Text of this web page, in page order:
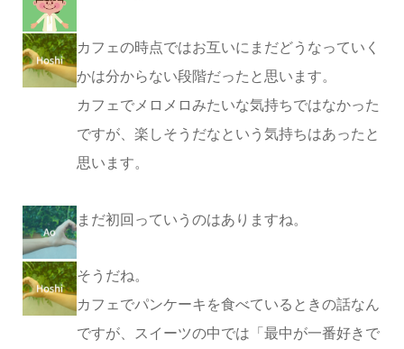
カフェの時点ではお互いにまだどうなっていく
かは分からない段階だったと思います。
カフェでメロメロみたいな気持ちではなかった
ですが、楽しそうだなという気持ちはあったと
思います。
まだ初回っていうのはありますね。
そうだね。
カフェでパンケーキを食べているときの話なん
ですが、スイーツの中では「最中が一番好きで